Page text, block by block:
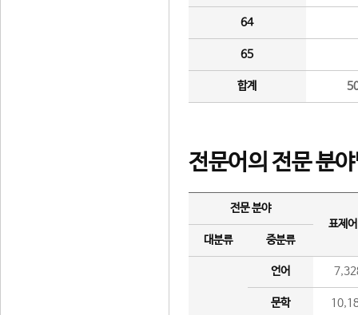
64
65
합계
전문어의 전문 분
전문 분야
표제
대분류
중분류
언어
문학